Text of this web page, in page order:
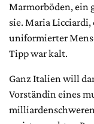
Marmorböden, ein
sie. Maria
uniformierter
Tipp war kalt.
Ganz Italien will
Vorständin eines